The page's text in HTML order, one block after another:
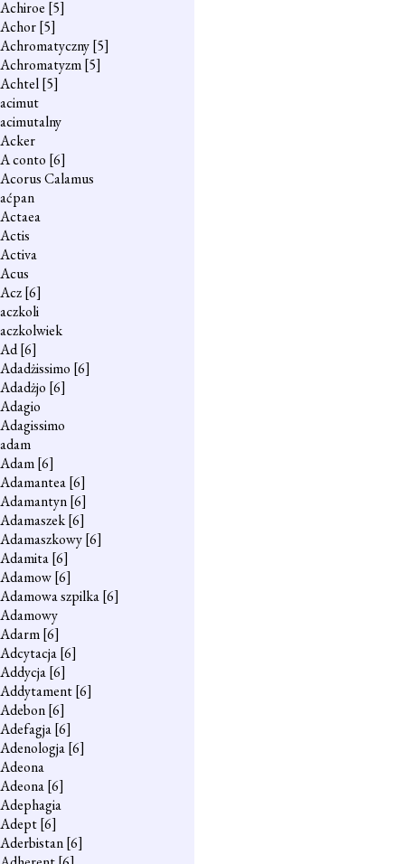
Achiroe [5]
Achor[5]
Achromatyczny[5]
Achromatyzm[5]
Achtel[5]
acimut
acimutalny
Acker
A conto [6]
Acorus Calamus
aćpan
Actaea
Actis
Activa
Acus
Acz[6]
aczkoli
aczkolwiek
Ad[6]
Adadżissimo [6]
Adadżjo [6]
Adagio
Adagissimo
adam
Adam[6]
Adamantea[6]
Adamantyn[6]
Adamaszek[6]
Adamaszkowy[6]
Adamita[6]
Adamow[6]
Adamowa szpilka[6]
Adamowy
Adarm[6]
Adcytacja[6]
Addycja[6]
Addytament[6]
Adebon[6]
Adefagja[6]
Adenologja[6]
Adeona
Adeona[6]
Adephagia
Adept[6]
Aderbistan[6]